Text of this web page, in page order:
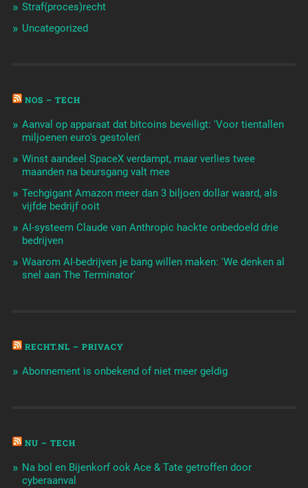
Straf(proces)recht
Uncategorized
NOS – TECH
Aanval op apparaat dat bitcoins beveiligt: 'Voor tientallen
miljoenen euro's gestolen'
Winst aandeel SpaceX verdampt, maar verlies twee
maanden na beursgang valt mee
Techgigant Amazon meer dan 3 biljoen dollar waard, als
vijfde bedrijf ooit
AI-systeem Claude van Anthropic hackte onbedoeld drie
bedrijven
Waarom AI-bedrijven je bang willen maken: 'We denken al
snel aan The Terminator'
RECHT.NL – PRIVACY
Abonnement is onbekend of niet meer geldig
NU – TECH
Na bol en Bijenkorf ook Ace & Tate getroffen door
cyberaanval